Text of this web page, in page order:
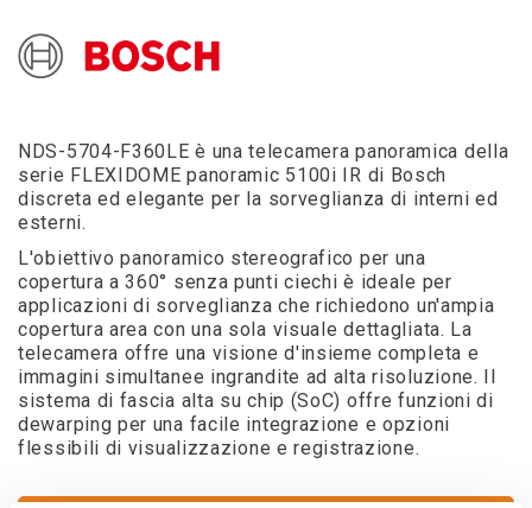
NDS-5704-F360LE è una telecamera panoramica della
serie FLEXIDOME panoramic 5100i IR di Bosch
discreta ed elegante per la sorveglianza di interni ed
esterni.
L'obiettivo panoramico stereografico per una
copertura a 360° senza punti ciechi è ideale per
applicazioni di sorveglianza che richiedono un'ampia
copertura area con una sola visuale dettagliata. La
telecamera offre una visione d'insieme completa e
immagini simultanee ingrandite ad alta risoluzione. Il
sistema di fascia alta su chip (SoC) offre funzioni di
dewarping per una facile integrazione e opzioni
flessibili di visualizzazione e registrazione.